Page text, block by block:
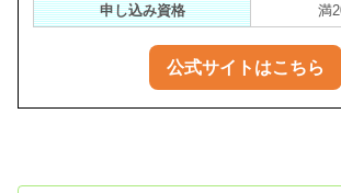
申し込み資格
満
公式サイトはこちら